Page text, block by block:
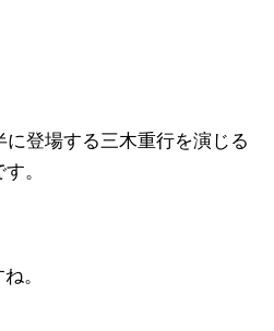
に登場する三木重行を演じる
。
。